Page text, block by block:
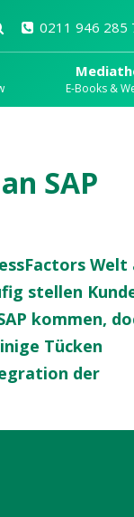
0211 946 285
E-Books &
SAP
Welt
stellen
kommen,
Tücken
der